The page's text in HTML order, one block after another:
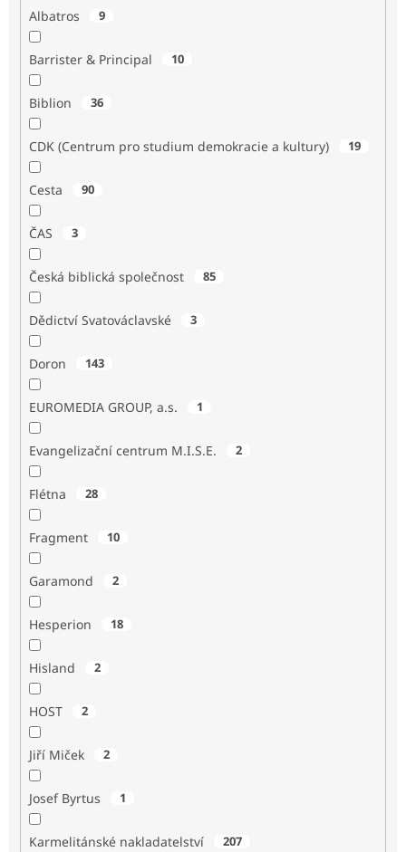
Albatros 9
Barrister & Principal 10
Biblion 36
CDK (Centrum pro studium demokracie a kultury) 19
Cesta 90
ČAS 3
Česká biblická společnost 85
Dědictví Svatováclavské 3
Doron 143
EUROMEDIA GROUP, a.s. 1
Evangelizační centrum M.I.S.E. 2
Flétna 28
Fragment 10
Garamond 2
Hesperion 18
Hisland 2
HOST 2
Jiří Miček 2
Josef Byrtus 1
Karmelitánské nakladatelství 207